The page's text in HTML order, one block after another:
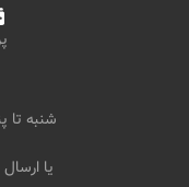
شنبه تا پنج
یا